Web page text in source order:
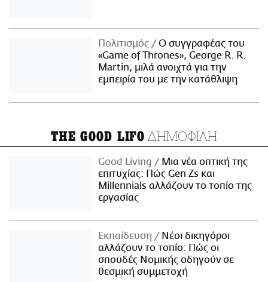
Πολιτισμός
Ο συγγραφέας του
«Game of Thrones», George R. R.
Martin, μιλά ανοιχτά για την
εμπειρία του με την κατάθλιψη
THE GOOD LIFO ΔΗΜΟΦΙΛΗ
Good Living
Μια νέα οπτική της
επιτυχίας: Πώς Gen Zs και
Millennials αλλάζουν το τοπίο της
εργασίας
Εκπαίδευση
Νέοι δικηγόροι
αλλάζουν το τοπίο: Πώς οι
σπουδές Νομικής οδηγούν σε
θεσμική συμμετοχή